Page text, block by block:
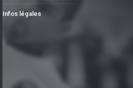
Infos légales